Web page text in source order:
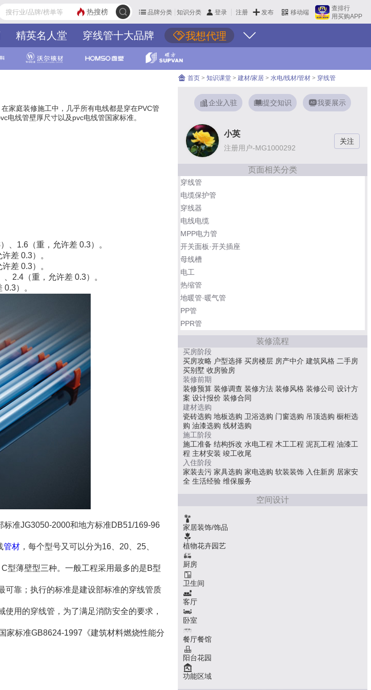
品牌分类 知识分类 登录 注册 发布 移动端
查排行
用买购APP
热搜榜
精英名人堂 我想代理
穿线管十大品牌
家庭装修施工中，几乎所有电线都是穿在PVC管
电线管壁厚尺寸以及pvc电线管国家标准。
、1.6（重，允许差 0.3）。
差 0.3）。
差 0.3）。
2.4（重，允许差 0.3）。
）。
标准JG3050-2000和地方标准DB51/169-96
管材 ，每个型号又可以分为16、20、25、
型薄壁型三种。一般工程采用最多的是B型
可靠；执行的标准是建设部标准的穿线管质
用的穿线管，为了满足消防安全的要求，
家标准GB8624-1997《建筑材料燃烧性能分
首页 > 知识课堂 > 建材/家居 > 水电/线材/管材 > 穿线管
企业入驻 提交知识 我要展示
小英
注册用户-MG1000292
页面相关分类
穿线管
电缆保护管
穿线器
电线电缆
MPP电力管
开关面板·开关插座
母线槽
电工
热缩管
地暖管·暖气管
PP管
PPR管
装修流程
买房阶段
买房攻略 户型选择 买房楼层 房产中介 建筑风格 二手房
买别墅 收房验房
装修前期
装修预算 装修调查 装修方法 装修风格 装修公司 设计方
案 设计报价 装修合同
建材选购
瓷砖选购 地板选购 卫浴选购 门窗选购 吊顶选购 橱柜选
购 油漆选购 线材选购
施工阶段
施工准备 结构拆改 水电工程 木工工程 泥瓦工程 油漆工
程 主材安装 竣工收尾
入住阶段
家装去污 家具选购 家电选购 软装装饰 入住新房 居家安
全 生活经验 维保服务
空间设计
家居装饰/饰品
植物花卉园艺
厨房
卫生间
客厅
卧室
餐厅餐馆
阳台花园
功能区域